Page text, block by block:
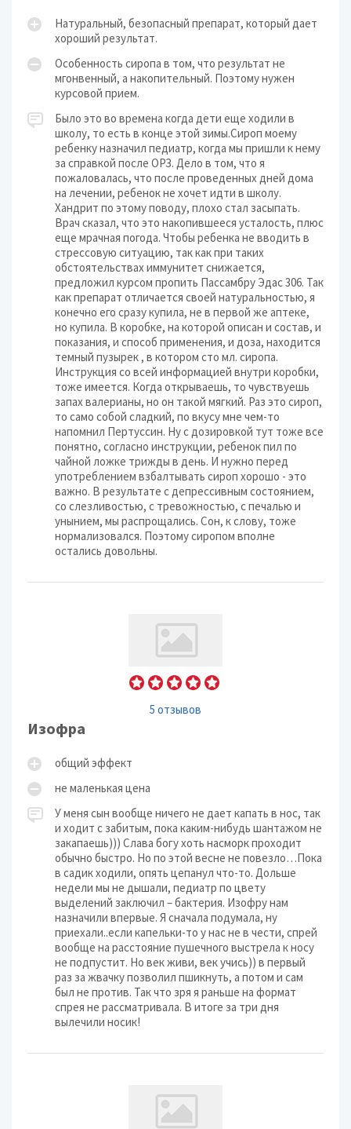
Натуральный, безопасный препарат, который дает
хороший результат.
Особенность сиропа в том, что результат не
мгонвенный, а накопительный. Поэтому нужен
курсовой прием.
Было это во времена когда дети еще ходили в
школу, то есть в конце этой зимы.Сироп моему
ребенку назначил педиатр, когда мы пришли к нему
за справкой после ОРЗ. Дело в том, что я
пожаловалась, что после проведенных дней дома
на лечении, ребенок не хочет идти в школу.
Хандрит по этому поводу, плохо стал засыпать.
Врач сказал, что это накопившееся усталость, плюс
еще мрачная погода. Чтобы ребенка не вводить в
стрессовую ситуацию, так как при таких
обстоятельствах иммунитет снижается,
предложил курсом пропить Пассамбру Эдас 306. Так
как препарат отличается своей натуральностью, я
конечно его сразу купила, не в первой же аптеке,
но купила. В коробке, на которой описан и состав, и
показания, и способ применения, и доза, находится
темный пузырек , в котором сто мл. сиропа.
Инструкция со всей информацией внутри коробки,
тоже имеется. Когда открываешь, то чувствуешь
запах валерианы, но он такой мягкий. Раз это сироп,
то само собой сладкий, по вкусу мне чем-то
напомнил Пертуссин. Ну с дозировкой тут тоже все
понятно, согласно инструкции, ребенок пил по
чайной ложке трижды в день. И нужно перед
употреблением взбалтывать сироп хорошо - это
важно. В результате с депрессивным состоянием,
со слезливостью, с тревожностью, с печалью и
унынием, мы распрощались. Сон, к слову, тоже
нормализовался. Поэтому сиропом вполне
остались довольны.
5 отзывов
Изофра
общий эффект
не маленькая цена
У меня сын вообще ничего не дает капать в нос, так
и ходит с забитым, пока каким-нибудь шантажом не
закапаешь))) Слава богу хоть насморк проходит
обычно быстро. Но по этой весне не повезло…Пока
в садик ходили, опять цепанул что-то. Дольше
недели мы не дышали, педиатр по цвету
выделений заключил – бактерия. Изофру нам
назначили впервые. Я сначала подумала, ну
приехали..если капельки-то у нас не в чести, спрей
вообще на расстояние пушечного выстрела к носу
не подпустит. Но век живи, век учись)) в первый
раз за жвачку позволил пшикнуть, а потом и сам
был не против. Так что зря я раньше на формат
спрея не рассматривала. В итоге за три дня
вылечили носик!